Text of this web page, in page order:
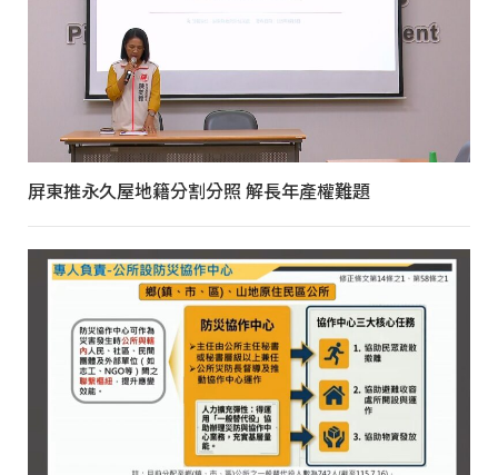
屏東推永久屋地籍分割分照 解長年產權難題